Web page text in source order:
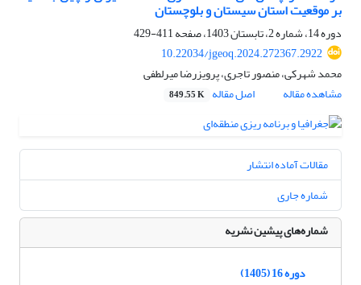
بر موقعیت استان سیستان و بلوچستان
دوره 14، شماره 2، تابستان 1403، صفحه
411-429
10.22034/jgeoq.2024.272367.2922
محمد شهرکی، منصور تاجری، پرویزرضا میرلطفی
مشاهده مقاله
اصل مقاله 849.55 K
مقالات آماده انتشار
شماره جاری
شماره‌های پیشین نشریه
دوره 16 (1405)